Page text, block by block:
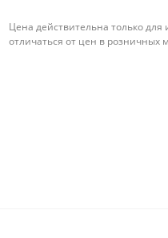
Цена действительна только
отличаться от цен в розничных